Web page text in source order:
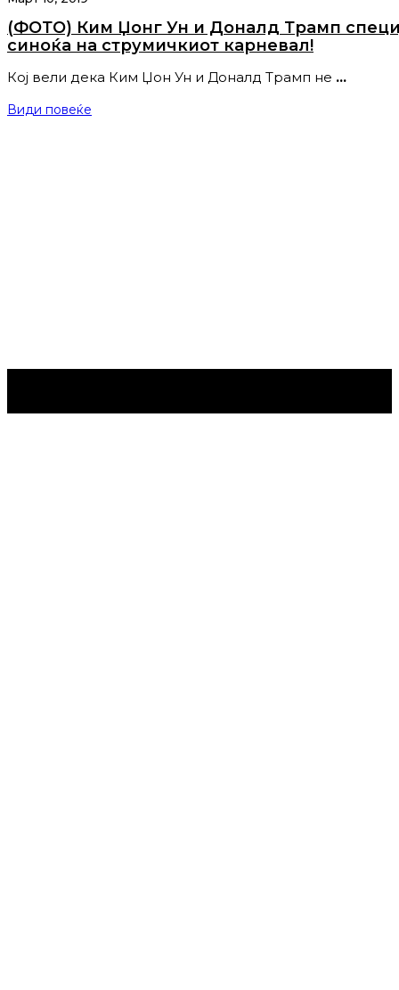
(ФОТО) Ким Џонг Ун и Доналд Трамп
синоќа на струмичкиот карневал!
Кој вели дека Ким Џон Ун и Доналд Трамп не …
Види повеќе